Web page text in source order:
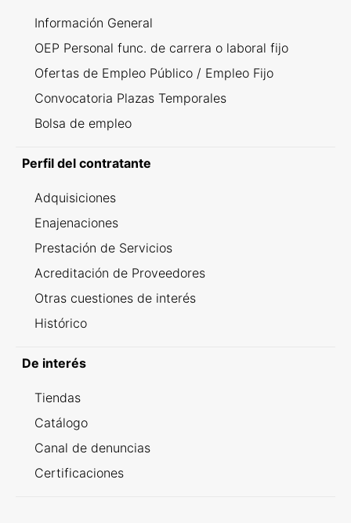
Información General
OEP Personal func. de carrera o laboral fijo
Ofertas de Empleo Público / Empleo Fijo
Convocatoria Plazas Temporales
Bolsa de empleo
Perfil del contratante
Adquisiciones
Enajenaciones
Prestación de Servicios
Acreditación de Proveedores
Otras cuestiones de interés
Histórico
De interés
Tiendas
Catálogo
Canal de denuncias
Certificaciones